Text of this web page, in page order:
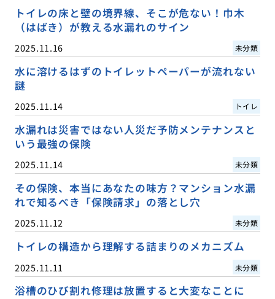
トイレの床と壁の境界線、そこが危ない！巾木
（はばき）が教える水漏れのサイン
2025.11.16 未分類
水に溶けるはずのトイレットペーパーが流れない
謎
2025.11.14 トイレ
水漏れは災害ではない人災だ予防メンテナンスと
いう最強の保険
2025.11.14 未分類
その保険、本当にあなたの味方？マンション水漏
れで知るべき「保険請求」の落とし穴
2025.11.12 未分類
トイレの構造から理解する詰まりのメカニズム
2025.11.11 未分類
浴槽のひび割れ修理は放置すると大変なことに